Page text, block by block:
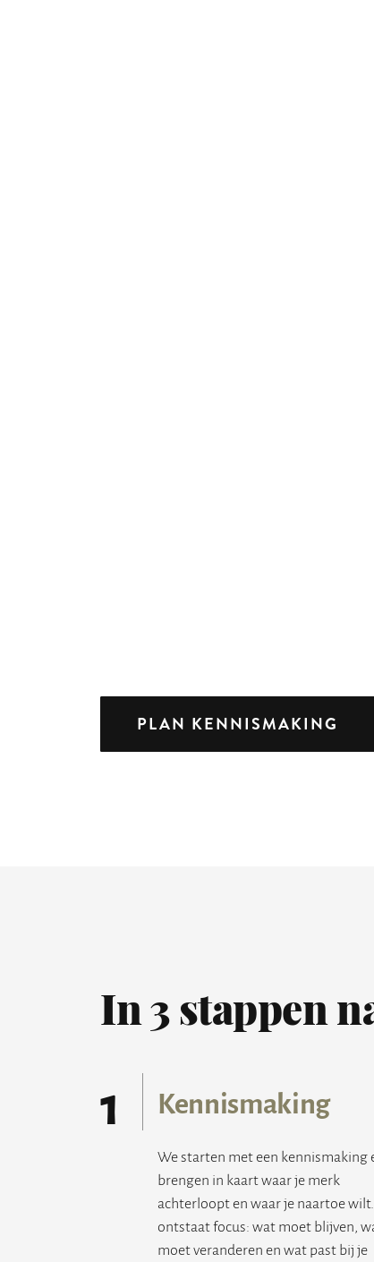
PLAN KENNISMAKING
In 3 stappen
1 Kennismaking
We starten met een kennismaking
brengen in kaart waar je merk
achterloopt en waar je naartoe
ontstaat focus: wat moet blijven,
moet veranderen en wat past bij je